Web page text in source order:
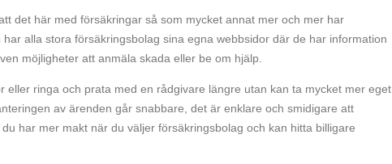
det här med försäkringar så som mycket annat mer och mer har
alla stora försäkringsbolag sina egna webbsidor där de har information
möjligheter att anmäla skada eller be om hjälp.
eller ringa och prata med en rådgivare längre utan kan ta mycket mer eget
av ärenden går snabbare, det är enklare och smidigare att
har mer makt när du väljer försäkringsbolag och kan hitta billigare